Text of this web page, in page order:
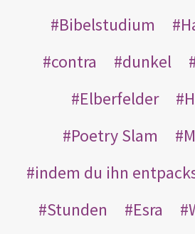
Bibelstudium
contra
dunkel
Elberfelder
Poetry Slam
indem du ihn
Stunden
Esra